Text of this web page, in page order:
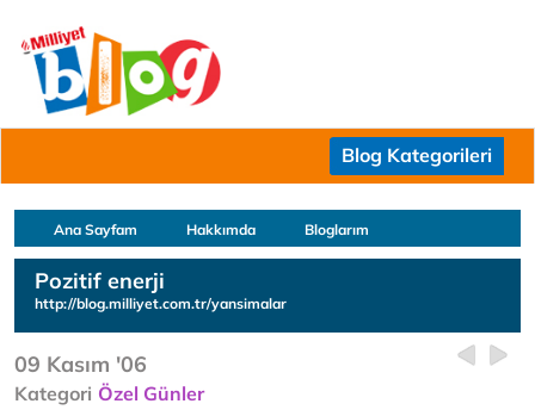
Blog Kategorileri
Ana Sayfam Hakkımda Bloglarım
Pozitif enerji
http://blog.milliyet.com.tr/yansimalar
09 Kasım '06
Kategori Özel Günler